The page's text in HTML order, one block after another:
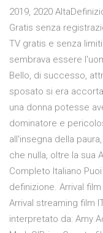
2019, 2020
Gratis senza
TV gratis e senza
sembrava essere
Bello, di successo,
sposato si era
una donna potesse
dominatore e
all'insegna della
che nulla, oltre la sua
Completo Italiano
definizione. Arrival
Arrival streaming film
interpretato da: Amy